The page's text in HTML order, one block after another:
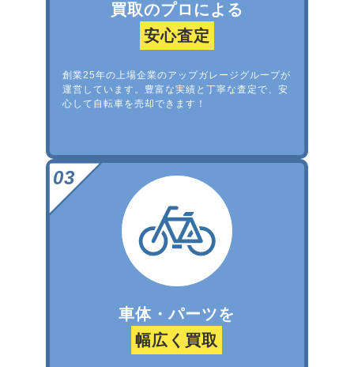
買取のプロによる
安心査定
創業25年の上場企業のアップガレージグループが
運営しています。豊富な実績と丁寧な査定で、安
心して自転車を売却できます！
車体・パーツを
幅広く買取